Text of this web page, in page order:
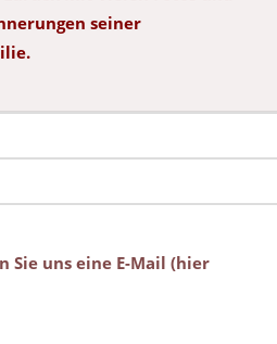
seiner
Sie uns eine E-Mail (hier